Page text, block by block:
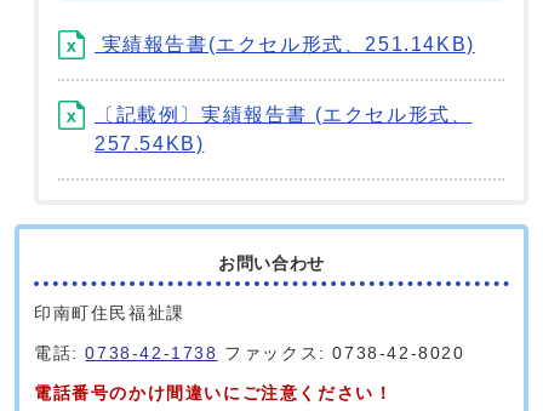
実績報告書(エクセル形式、251.14KB)
〔記載例〕実績報告書 (エクセル形式、
257.54KB)
お問い合わせ
印南町住民福祉課
電話:0738-42-1738 ファックス: 0738-42-8020
電話番号のかけ間違いにご注意ください！